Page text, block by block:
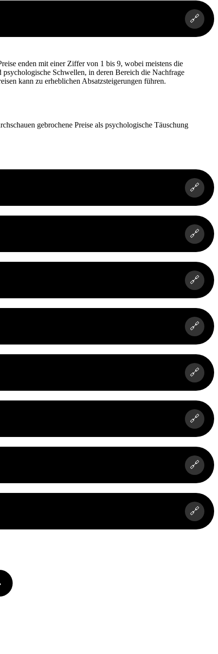
🔗
enden mit einer Ziffer von 1 bis 9, wobei meistens die
Schwellen, in deren Bereich die Nachfrage
kann zu erheblichen Absatzsteigerungen führen.
gebrochene Preise als psychologische Täuschung
🔗
🔗
🔗
🔗
🔗
🔗
🔗
🔗